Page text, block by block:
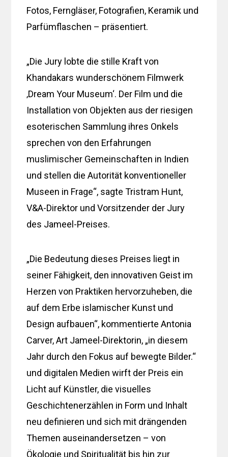
Fotos, Ferngläser, Fotografien, Keramik und
Parfümflaschen – präsentiert.
„Die Jury lobte die stille Kraft von
Khandakars wunderschönem Filmwerk
‚Dream Your Museum‘. Der Film und die
Installation von Objekten aus der riesigen
esoterischen Sammlung ihres Onkels
sprechen von den Erfahrungen
muslimischer Gemeinschaften in Indien
und stellen die Autorität konventioneller
Museen in Frage“, sagte Tristram Hunt,
V&A-Direktor und Vorsitzender der Jury
des Jameel-Preises.
„Die Bedeutung dieses Preises liegt in
seiner Fähigkeit, den innovativen Geist im
Herzen von Praktiken hervorzuheben, die
auf dem Erbe islamischer Kunst und
Design aufbauen“, kommentierte Antonia
Carver, Art Jameel-Direktorin, „in diesem
Jahr durch den Fokus auf bewegte Bilder.“
und digitalen Medien wirft der Preis ein
Licht auf Künstler, die visuelles
Geschichtenerzählen in Form und Inhalt
neu definieren und sich mit drängenden
Themen auseinandersetzen – von
Ökologie und Spiritualität bis hin zur